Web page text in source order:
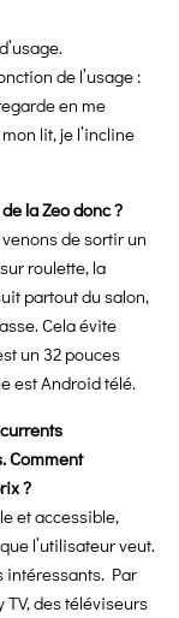
de l’usage :
en me
lit, je l’incline
la Zeo donc ?
de sortir un
roulette, la
partout du salon,
Cela évite
un 32 pouces
est Android télé.
Comment
?
et accessible,
l’utilisateur veut.
intéressants. Par
des téléviseurs